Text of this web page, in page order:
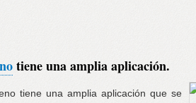
tiene una amplia aplicación.
tiene una amplia aplicación que se